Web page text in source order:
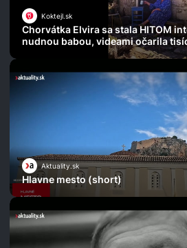
Koktejl.sk
Chorvátka Elvira sa stala HITOM
nudnou babou, videami očarila
Aktuality.sk
Hlavne mesto (short)